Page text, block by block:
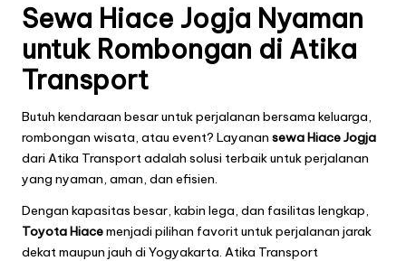
Sewa Hiace Jogja Nyaman
untuk Rombongan di Atika
Transport
Butuh kendaraan besar untuk perjalanan bersama keluarga,
rombongan wisata, atau event? Layanan sewa Hiace Jogja
dari Atika Transport adalah solusi terbaik untuk perjalanan
yang nyaman, aman, dan efisien.
Dengan kapasitas besar, kabin lega, dan fasilitas lengkap,
Toyota Hiacemenjadi pilihan favorit untuk perjalanan jarak
dekat maupun jauh di Yogyakarta. Atika Transport